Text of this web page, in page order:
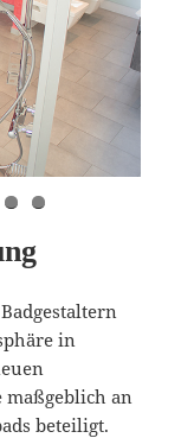
0
in
an
beteiligt.